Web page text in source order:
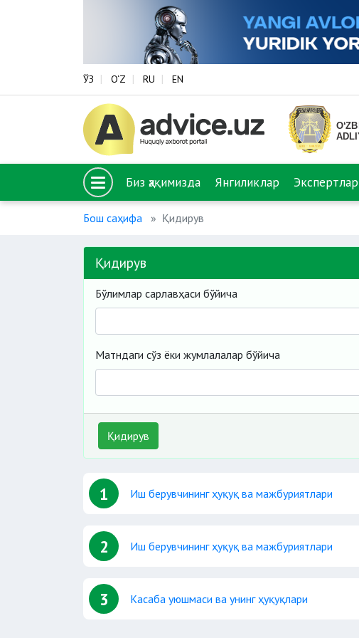
ЎЗ O‘Z RU EN
Биз ҳақимизда Янгиликлар Экспертлар
Бош саҳифа Қидирув
Қидирув
Бўлимлар сарлавҳаси бўйича
Матндаги сўз ёки жумлалалар бўйича
Қидирув
1 Иш берувчининг ҳуқуқ ва мажбуриятлари
2 Иш берувчининг ҳуқуқ ва мажбуриятлари
3 Касаба уюшмаси ва унинг ҳуқуқлари